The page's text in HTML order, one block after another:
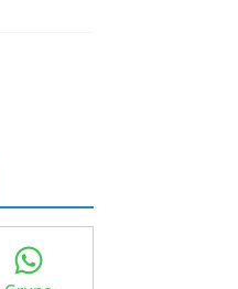
WhatsApp